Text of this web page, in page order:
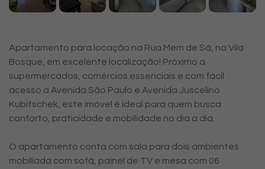
Apartamento para locação na Rua Mem de Sá, na Vila
Bosque, em excelente localização! Próximo a
supermercados, comércios essenciais e com fácil
acesso à Avenida São Paulo e Avenida Juscelino
Kubitschek, este imóvel é ideal para quem busca
conforto, praticidade e mobilidade no dia a dia.
O apartamento conta com sala para dois ambientes
mobiliada com sofá, painel de TV e mesa com 06